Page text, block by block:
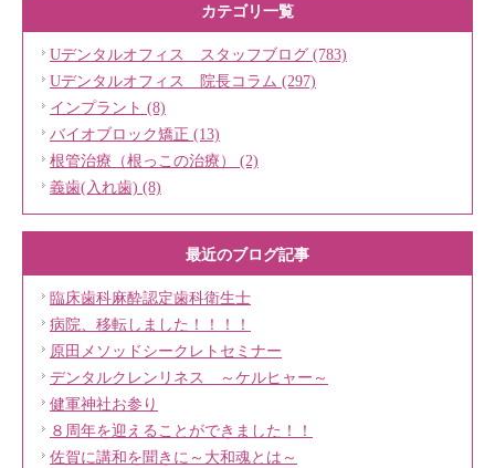
カテゴリ一覧
Uデンタルオフィス スタッフブログ (783)
Uデンタルオフィス 院長コラム (297)
インプラント (8)
バイオブロック矯正 (13)
根管治療（根っこの治療） (2)
義歯(入れ歯) (8)
最近のブログ記事
臨床歯科麻酔認定歯科衛生士
病院、移転しました！！！！
原田メソッドシークレトセミナー
デンタルクレンリネス ～ケルヒャー～
健軍神社お参り
８周年を迎えることができました！！
佐賀に講和を聞きに～大和魂とは～